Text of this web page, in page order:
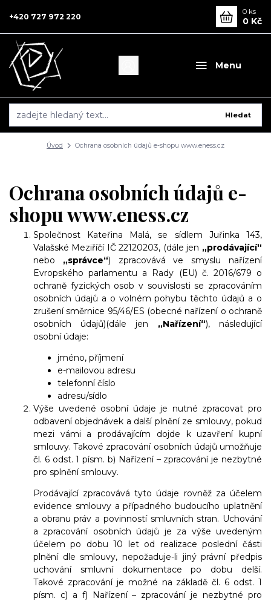
Menu
Hledat
+420 727 972 220
0 ks
0 Kč
Úvod Ochrana osobních údajů e-shopu www.eness.cz
Ochrana osobních údajů e-
shopu www.eness.cz
Společnost Kateřina Malá, se sídlem Juřinka 143,
Valašské Meziříčí IČ 22120203, (dále jen „prodávající“
nebo „správce“) zpracovává ve smyslu nařízení
Evropského parlamentu a Rady (EU) č. 2016/679 o
ochraně fyzických osob v souvislosti se zpracováním
osobních údajů a o volném pohybu těchto údajů a o
zrušení směrnice 95/46/ES (obecné nařízení o ochraně
osobních údajů)(dále jen „Nařízení“), následující
osobní údaje:
jméno, příjmení
e-mailovou adresu
telefonní číslo
adresu/sídlo
Výše uvedené osobní údaje je nutné zpracovat pro
odbavení objednávek a další plnění ze smlouvy, pokud
mezi vámi a prodávajícím dojde k uzavření kupní
smlouvy. Takové zpracování osobních údajů umožňuje
čl. 6 odst. 1 písm. b) Nařízení – zpracování je nezbytné
pro splnění smlouvy.
Prodávající zpracovává tyto údaje rovněž za účelem
evidence smlouvy a případného budoucího uplatnění
a obranu práv a povinností smluvních stran. Uchování
a zpracování osobních údajů je za výše uvedeným
účelem po dobu10 let od realizace poslední části
plnění dle smlouvy, nepožaduje-li jiný právní předpis
uchování smluvní dokumentace po dobu delší.
Takové zpracování je možné na základě čl. 6 odst. 1
písm. c) a f) Nařízení – zpracování je nezbytné pro